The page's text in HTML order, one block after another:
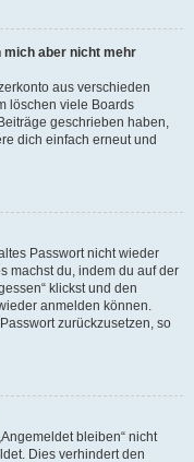
mich aber nicht mehr
aus verschieden
löschen viele Boards
geschrieben haben,
dich einfach erneut und
Passwort nicht wieder
machst du, indem du auf der
klickst und den
anmelden können.
zurückzusetzen, so
bleiben“ nicht
Dies verhindert den